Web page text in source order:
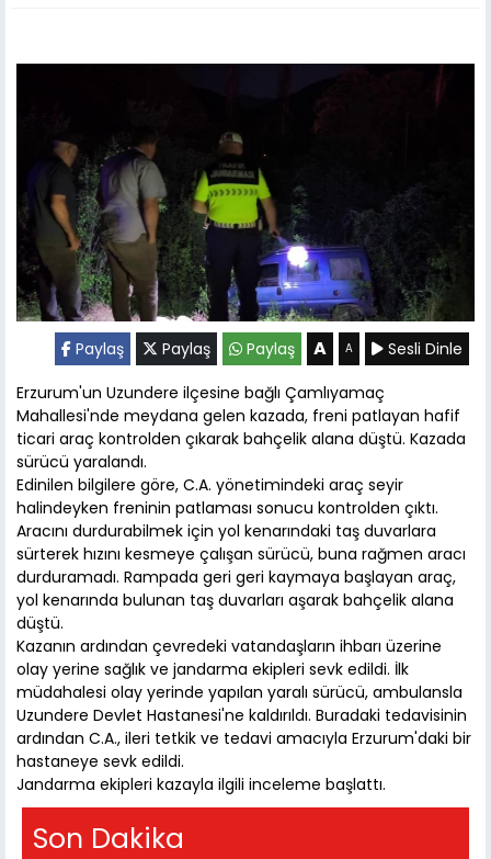
Paylaş Paylaş Paylaş A A
Sesli Dinle
Erzurum'un Uzundere ilçesine bağlı Çamlıyamaç
Mahallesi'nde meydana gelen kazada, freni patlayan hafif
ticari araç kontrolden çıkarak bahçelik alana düştü. Kazada
sürücü yaralandı.
Edinilen bilgilere göre, C.A. yönetimindeki araç seyir
halindeyken freninin patlaması sonucu kontrolden çıktı.
Aracını durdurabilmek için yol kenarındaki taş duvarlara
sürterek hızını kesmeye çalışan sürücü, buna rağmen aracı
durduramadı. Rampada geri geri kaymaya başlayan araç,
yol kenarında bulunan taş duvarları aşarak bahçelik alana
düştü.
Kazanın ardından çevredeki vatandaşların ihbarı üzerine
olay yerine sağlık ve jandarma ekipleri sevk edildi. İlk
müdahalesi olay yerinde yapılan yaralı sürücü, ambulansla
Uzundere Devlet Hastanesi'ne kaldırıldı. Buradaki tedavisinin
ardından C.A., ileri tetkik ve tedavi amacıyla Erzurum'daki bir
hastaneye sevk edildi.
Jandarma ekipleri kazayla ilgili inceleme başlattı.
Son Dakika